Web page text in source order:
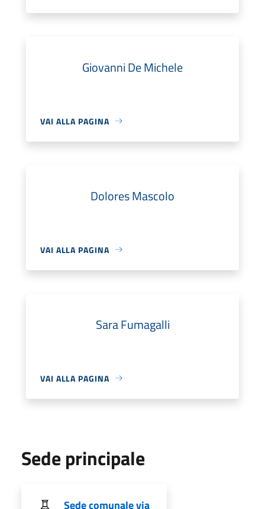
Giovanni De Michele
VAI ALLA PAGINA
Dolores Mascolo
VAI ALLA PAGINA
Sara Fumagalli
VAI ALLA PAGINA
Sede principale
Sede comunale via